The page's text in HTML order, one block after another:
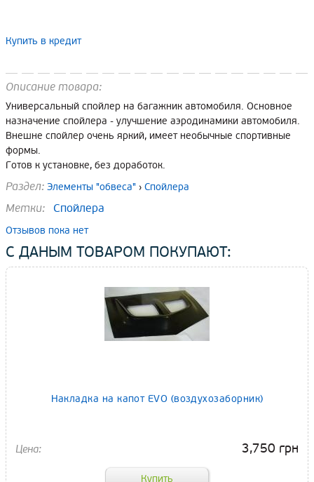
Купить в кредит
Описание товара:
Универсальный спойлер на багажник автомобиля. Основное
назначение спойлера - улучшение аэродинамики автомобиля.
Внешне спойлер очень яркий, имеет необычные спортивные
формы.
Готов к установке, без доработок.
Раздел: Элементы "обвеса" › Спойлера
Метки: Спойлера
Отзывов пока нет
С ДАНЫМ ТОВАРОМ ПОКУПАЮТ:
Накладка на капот EVO (воздухозаборник)
3,750 грн